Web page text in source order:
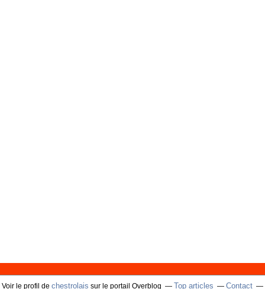
Voir le profil de chestrolais sur le portail Overblog Top articles Contact